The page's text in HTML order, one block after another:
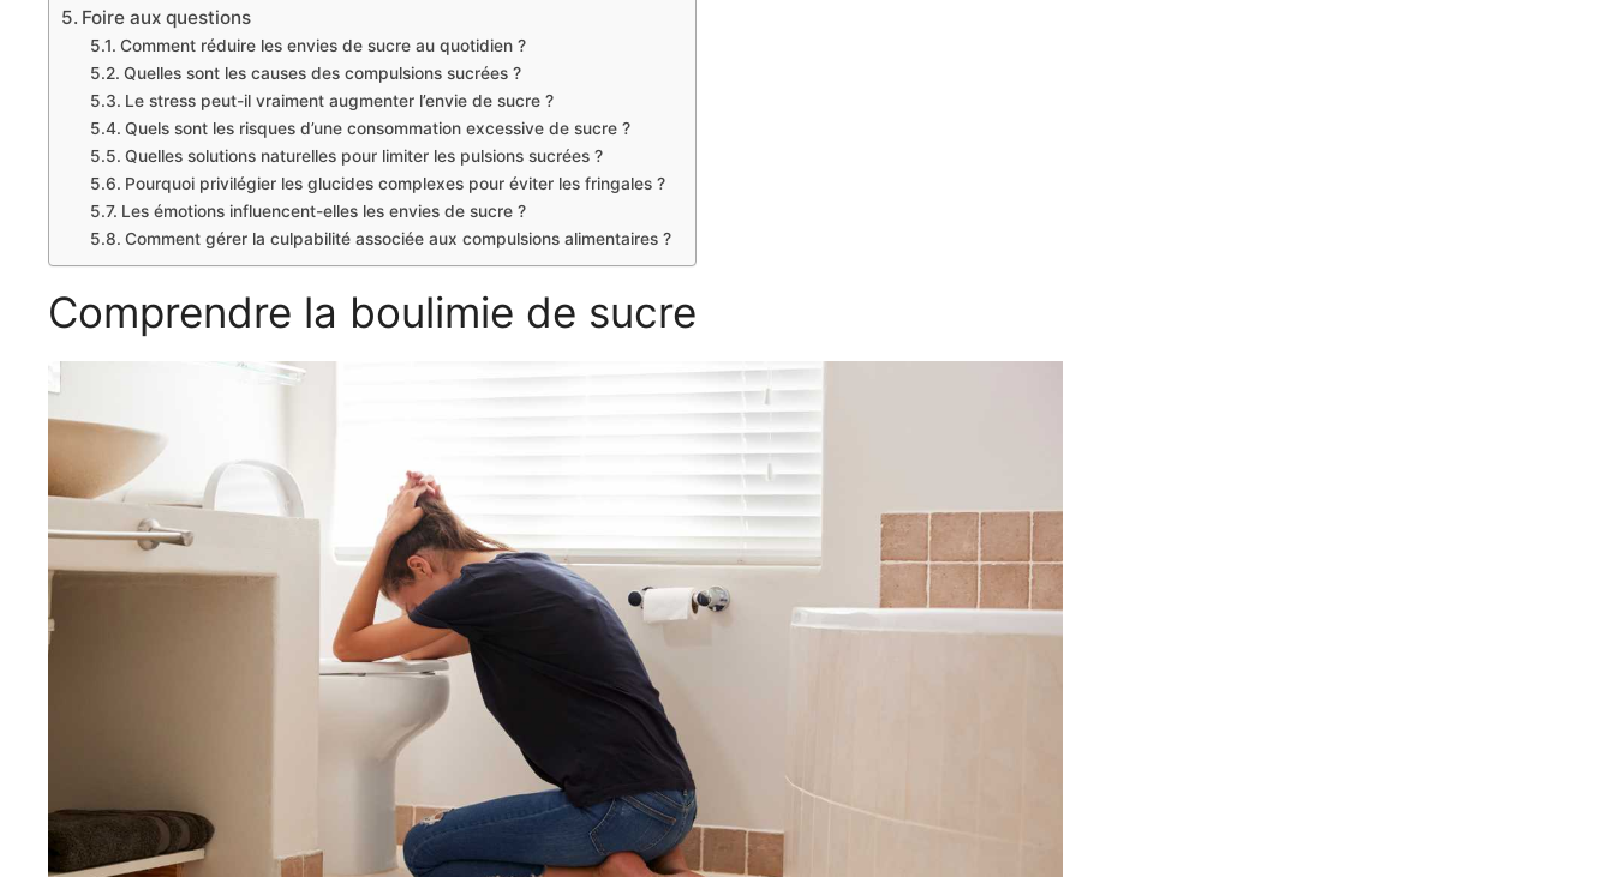
Foire aux questions
Comment réduire les envies de sucre au quotidien ?
Quelles sont les causes des compulsions sucrées ?
Le stress peut-il vraiment augmenter l’envie de sucre ?
Quels sont les risques d’une consommation excessive de sucre ?
Quelles solutions naturelles pour limiter les pulsions sucrées ?
Pourquoi privilégier les glucides complexes pour éviter les fringales ?
Les émotions influencent-elles les envies de sucre ?
Comment gérer la culpabilité associée aux compulsions alimentaires ?
Comprendre la boulimie de sucre